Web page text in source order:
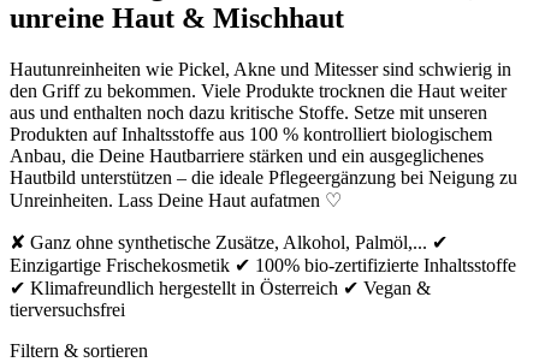
unreine Haut & Mischhaut
Hautunreinheiten wie Pickel, Akne und Mitesser sind schwierig in
den Griff zu bekommen. Viele Produkte trocknen die Haut weiter
aus und enthalten noch dazu kritische Stoffe. Setze mit unseren
Produkten auf Inhaltsstoffe aus 100 % kontrolliert biologischem
Anbau, die Deine Hautbarriere stärken und ein ausgeglichenes
Hautbild unterstützen – die ideale Pflegeergänzung bei Neigung zu
Unreinheiten. Lass Deine Haut aufatmen ♡
✘ Ganz ohne synthetische Zusätze, Alkohol, Palmöl,... ✔
Einzigartige Frischekosmetik ✔ 100% bio-zertifizierte Inhaltsstoffe
✔ Klimafreundlich hergestellt in Österreich ✔ Vegan &
tierversuchsfrei
Filtern & sortieren